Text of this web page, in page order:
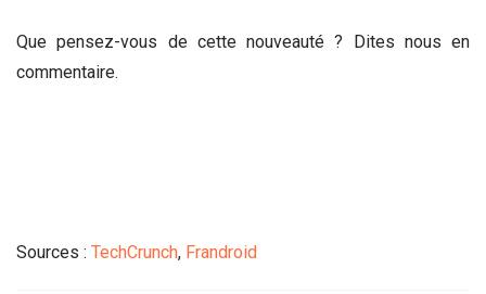
Que pensez-vous de cette nouveauté ? Dites nous en
commentaire.
Sources : TechCrunch, Frandroid